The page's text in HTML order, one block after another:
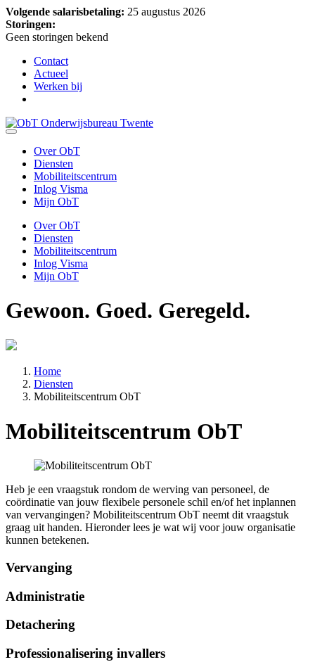
Volgende salarisbetaling: 25 augustus 2026
Storingen:
Geen storingen bekend
Contact
Actueel
Werken bij
Over ObT
Diensten
Mobiliteitscentrum
Inlog Visma
Mijn ObT
Over ObT
Diensten
Mobiliteitscentrum
Inlog Visma
Mijn ObT
Gewoon. Goed. Geregeld.
Home
Diensten
Mobiliteitscentrum ObT
Mobiliteitscentrum ObT
Heb je een vraagstuk rondom de werving van personeel, de
coördinatie van jouw flexibele personele schil en/of het inplannen
van vervangingen? Mobiliteitscentrum ObT neemt dit vraagstuk
graag uit handen. Hieronder lees je wat wij voor jouw organisatie
kunnen betekenen.
Vervanging
Administratie
Detachering
Professionalisering invallers